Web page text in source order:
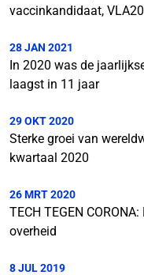
vaccinkandidaat,
28 JAN 2021
In 2020 was de
laagst in 11 jaar
29 OKT 2020
Sterke groei van
kwartaal 2020
26 MRT 2020
TECH TEGEN
overheid
8 JUL 2019